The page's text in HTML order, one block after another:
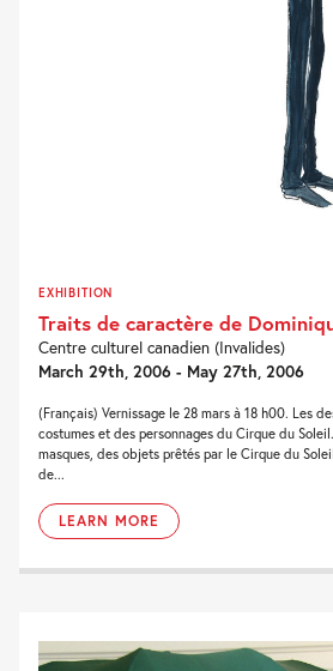
EXHIBITION
Traits de caractère de
Centre culturel canadien (Invalides)
March 29th, 2006 - May 27th, 2006
(Français) Vernissage le 28 mars à 18 h00. Les
costumes et des personnages du Cirque du
masques, des objets prêtés par le Cirque du
de...
LEARN MORE